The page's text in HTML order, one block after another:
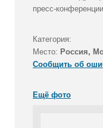
пресс-
Категория:
Место: Россия,
Сообщить об
Ещё фото